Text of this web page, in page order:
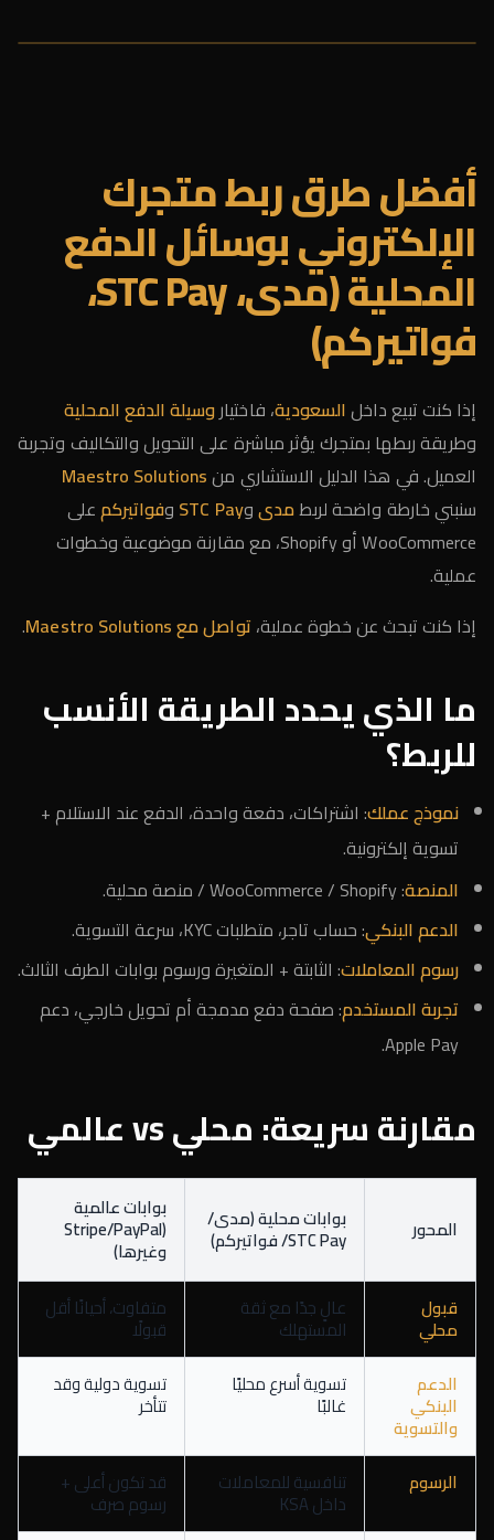
أفضل طرق ربط متجرك
الإلكتروني بوسائل الدفع
المحلية (مدى، STC Pay،
فواتيركم)
إذا كنت تبيع داخلالسعودية، فاختياروسيلة الدفع المحلية
وطريقة ربطها بمتجرك يؤثر مباشرة على التحويل والتكاليف وتجربة
العميل. في هذا الدليل الاستشاري منMaestro Solutions
سنبني خارطة واضحة لربطمدىوSTC Pay وفواتيركمعلى
WooCommerce أو Shopify، مع مقارنة موضوعية وخطوات
عملية.
إذا كنت تبحث عن خطوة عملية،تواصل مع Maestro Solutions .
ما الذي يحدد الطريقة الأنسب
للربط؟
نموذج عملك: اشتراكات، دفعة واحدة، الدفع عند الاستلام +
تسوية إلكترونية.
المنصة: WooCommerce / Shopify / منصة محلية.
الدعم البنكي: حساب تاجر، متطلبات KYC، سرعة التسوية.
رسوم المعاملات: الثابتة + المتغيرة ورسوم بوابات الطرف الثالث.
تجربة المستخدم: صفحة دفع مدمجة أم تحويل خارجي، دعم
Apple Pay.
مقارنة سريعة: محلي vs عالمي
المحور بوابات محلية (مدى/
STC Pay/ فواتيركم)
بوابات عالمية
(Stripe/PayPal
وغيرها)
قبول
محلي
عالٍ جدًا مع ثقة
المستهلك
متفاوت، أحيانًا أقل
قبولًا
الدعم
البنكي
والتسوية
تسوية أسرع محليًا
غالبًا
تسوية دولية وقد
تتأخر
الرسوم تنافسية للمعاملات
داخل KSA
قد تكون أعلى +
رسوم صرف